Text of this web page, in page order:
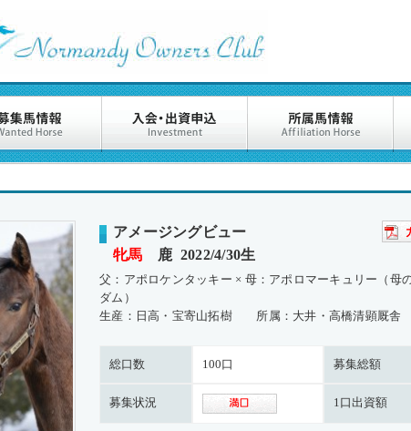
アメージングビュー
牝馬 鹿 2022/4/30生
父：アポロケンタッキー × 母：アポロマーキュリー（母
ダム）
生産：日高・宝寄山拓樹 所属：大井・高橋清顕厩舎
総口数 100口 募集総額
募集状況 1口出資額